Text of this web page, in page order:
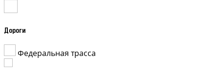
Дороги
Федеральная трасса